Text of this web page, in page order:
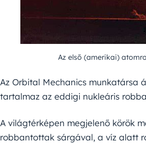
Az első (amerikai)
Az Orbital Mechanics munkatársa
tartalmaz az eddigi nukleáris
A világtérképen megjelenő körök
robbantottak sárgával, a víz alatt